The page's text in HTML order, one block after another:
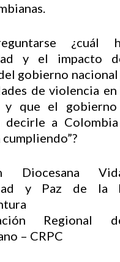
y el impacto
gobierno
de violencia
y que el
decirle a
cumpliendo”?
Diocesana
y Paz de la
Regional
– CRPC